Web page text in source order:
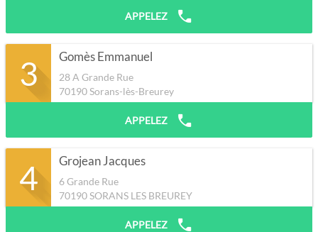
APPELEZ
3 Gomès Emmanuel
28 A Grande Rue
70190Sorans-lès-Breurey
APPELEZ
4 Grojean Jacques
6 Grande Rue
70190SORANS LES BREUREY
APPELEZ